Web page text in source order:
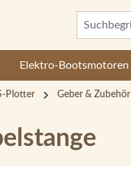
Elektro-Bootsmotoren
Plotter Geber & Zubehör